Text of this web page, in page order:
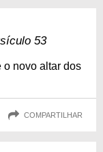
53
o novo altar dos
COMPARTILHAR